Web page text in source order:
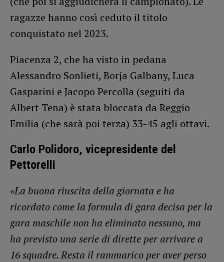
ragazze hanno così ceduto il titolo
conquistato nel 2023.
Piacenza 2, che ha visto in pedana
Alessandro Sonlieti, Borja Galbany, Luca
Gasparini e Jacopo Percolla (seguiti da
Albert Tena) è stata bloccata da Reggio
Emilia (che sarà poi terza) 33-45 agli ottavi.
Carlo Polidoro, vicepresidente del
Pettorelli
«La buona riuscita della giornata e ha
ricordato come la formula di gara decisa per la
gara maschile non ha eliminato nessuno, ma
ha previsto una serie di dirette per arrivare a
16 squadre. Resta il rammarico per aver perso